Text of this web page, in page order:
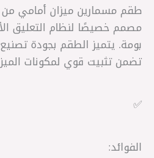
مصمم خصيصًا لنظام التعليق
بومة. يتميز الطقم بجودة
تضمن تثبيت قوي لمكونات
✅
الفوائد: